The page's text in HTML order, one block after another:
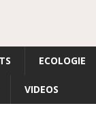
ECOLOGIE
VIDEOS